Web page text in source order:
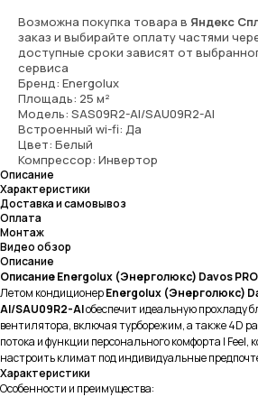
Возможна покупка товара в Яндекс
заказ и выбирайте оплату частями
доступные сроки зависят от
сервиса
Бренд: Energolux
Площадь: 25 м²
Модель: SAS09R2-AI/SAU09R2-AI
Встроенный wi-fi: Да
Цвет: Белый
Компрессор: Инвертор
Описание
Характеристики
Доставка и самовывоз
Оплата
Монтаж
Видео обзор
Описание
Описание Energolux (Энерголюкс) Davos
Летом кондиционерEnergolux (Энерголюкс)
AI/SAU09R2-AIобеспечит идеальную прохладу
вентилятора, включая турборежим, а также 4D
потока и функции персонального комфорта I Feel,
настроить климат под индивидуальные
Характеристики
Особенности и преимущества: